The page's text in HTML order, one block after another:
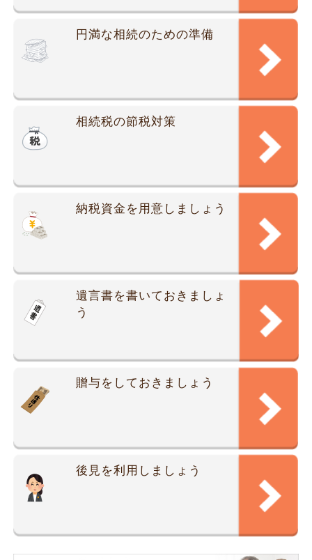
円満な相続のための準備
相続税の節税対策
納税資金を用意しましょう
遺言書を書いておきましょ
う
贈与をしておきましょう
後見を利用しましょう